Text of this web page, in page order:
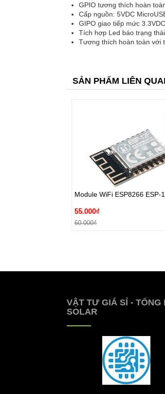
GPIO tương thích hoàn
Cấp nguồn: 5VDC
GIPO giao tiếp mức 3.3VDC
Tích hợp Led báo trạng
Tương thích hoàn toàn với
SẢN PHẨM LIÊN
Module WiFi ​ESP8266 ESP-
55.000₫
60.000₫
Module WiFi ​ESP8266 ESP-
VẬT TƯ GIÁ SỈ - TỔNG
SOLAR